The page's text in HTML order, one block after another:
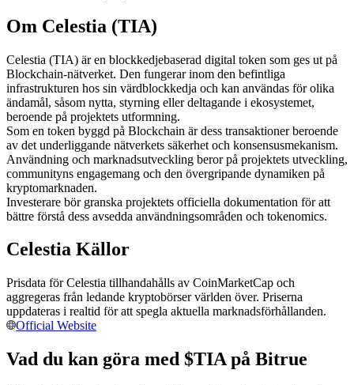
Kopiera Trading
Gå med de bästa handlarna
Njut av vinstdelning och kopieringshandelsprovisioner
Om Celestia (TIA)
Celestia (TIA) är en blockkedjebaserad digital token som ges ut på
Blockchain-nätverket. Den fungerar inom den befintliga
infrastrukturen hos sin värdblockkedja och kan användas för olika
ändamål, såsom nytta, styrning eller deltagande i ekosystemet,
beroende på projektets utformning.
Som en token byggd på Blockchain är dess transaktioner beroende
av det underliggande nätverkets säkerhet och konsensusmekanism.
Användning och marknadsutveckling beror på projektets utveckling,
communityns engagemang och den övergripande dynamiken på
kryptomarknaden.
Investerare bör granska projektets officiella dokumentation för att
bättre förstå dess avsedda användningsområden och tokenomics.
Celestia Källor
Prisdata för Celestia tillhandahålls av CoinMarketCap och
aggregeras från ledande kryptobörser världen över. Priserna
uppdateras i realtid för att spegla aktuella marknadsförhållanden.
Official Website
Vad du kan göra med $TIA på Bitrue